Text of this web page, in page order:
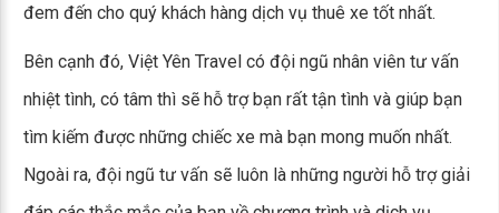
đem đến cho quý khách hàng dịch vụ thuê xe tốt nhất.
Bên cạnh đó, Việt Yên Travel có đội ngũ nhân viên tư vấn
nhiệt tình, có tâm thì sẽ hỗ trợ bạn rất tận tình và giúp bạn
tìm kiếm được những chiếc xe mà bạn mong muốn nhất.
Ngoài ra, đội ngũ tư vấn sẽ luôn là những người hỗ trợ giải